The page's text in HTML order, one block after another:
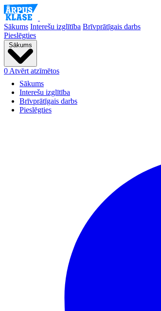
Sākums Interešu izglītība Brīvprātīgais darbs
Pieslēgties
Sākums
Sākums
Interešu izglītība
Brīvprātīgais darbs
Pieslēgties
0 Atvērt atzīmētos